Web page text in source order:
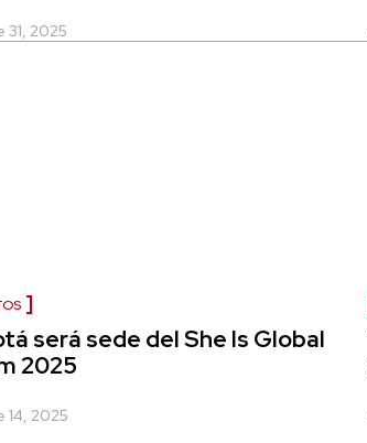
31, 2025
será sede del She Is Global
2025
14, 2025